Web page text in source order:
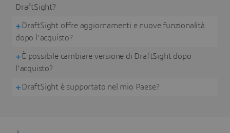
DraftSight?
DraftSight offre aggiornamenti e nuove funzionalità
dopo l'acquisto?
È possibile cambiare versione di DraftSight dopo
l'acquisto?
DraftSight è supportato nel mio Paese?